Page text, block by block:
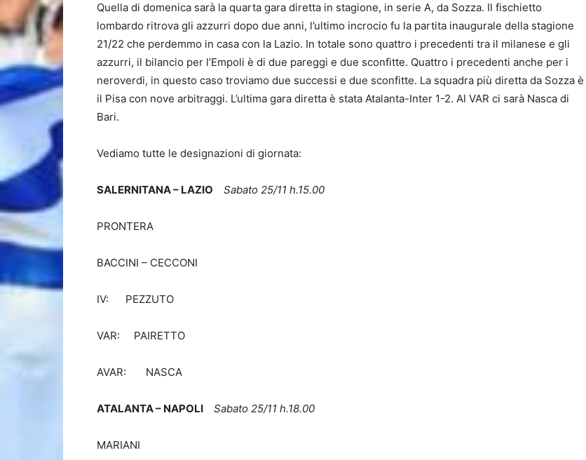
Quella di domenica sarà la quarta gara diretta in stagione, in serie A, da Sozza. Il fischietto
lombardo ritrova gli azzurri dopo due anni, l’ultimo incrocio fu la partita inaugurale della stagione
21/22 che perdemmo in casa con la Lazio. In totale sono quattro i precedenti tra il milanese e gli
azzurri, il bilancio per l’Empoli è di due pareggi e due sconfitte. Quattro i precedenti anche per i
neroverdi, in questo caso troviamo due successi e due sconfitte. La squadra più diretta da Sozza è
il Pisa con nove arbitraggi. L’ultima gara diretta è stata Atalanta-Inter 1-2. Al VAR ci sarà Nasca di
Bari.
Vediamo tutte le designazioni di giornata:
SALERNITANA – LAZIO Sabato 25/11 h.15.00
PRONTERA
BACCINI – CECCONI
IV: PEZZUTO
VAR: PAIRETTO
AVAR: NASCA
ATALANTA – NAPOLI Sabato 25/11 h.18.00
MARIANI